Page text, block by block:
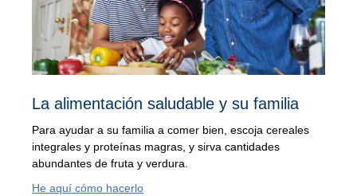
físico
(Centro
de
temas
relacionados
con
La alimentación saludable y su familia
Para ayudar a su familia a comer bien, escoja cereales
integrales y proteínas magras, y sirva cantidades
abundantes de fruta y verdura.
He aquí cómo hacerlo